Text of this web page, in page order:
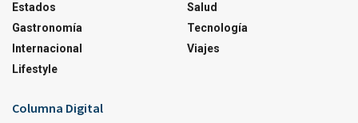
Estados
Gastronomía
Internacional
Lifestyle
Salud
Tecnología
Viajes
Columna Digital